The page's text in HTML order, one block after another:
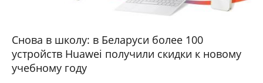
Снова в школу: в Беларуси более 100
устройств Huawei получили скидки к новому
учебному году